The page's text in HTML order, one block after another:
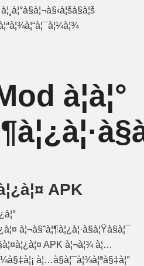
à¦à¦°
APK
à¦¬à§ˆà¦¶à¦¿à¦·à§à¦Ÿà§à¦¯
APK à¦¬à¦¾ à¦…
à¦…à§à¦¯à¦¾à¦ªà§‡à¦°